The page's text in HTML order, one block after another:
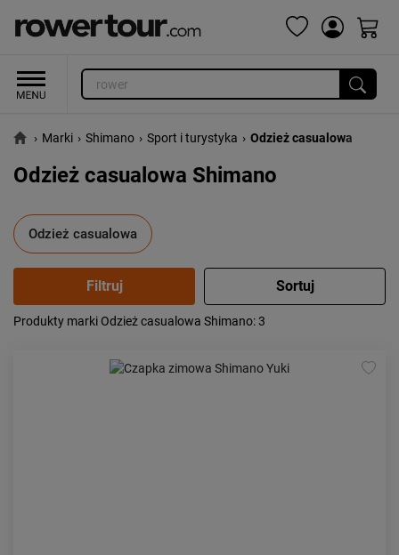
› Marki › Shimano › Sport i turystyka › Odzież casualowa
Odzież casualowa Shimano
Odzież casualowa
Popularność:
od najwyższej
Produkty marki Odzież casualowa Shimano: 3